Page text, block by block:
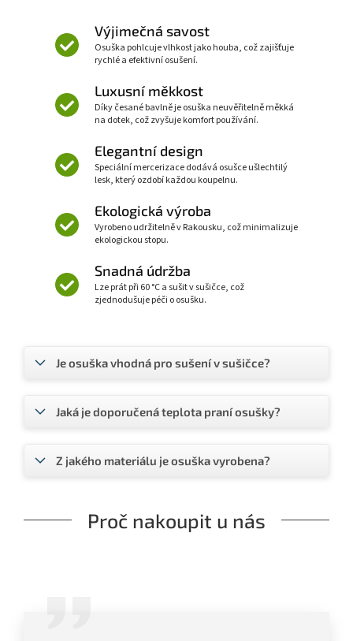
Výjimečná savost
Osuška pohlcuje vlhkost jako houba, což zajišťuje
rychlé a efektivní osušení.
Luxusní měkkost
Díky česané bavlně je osuška neuvěřitelně měkká
na dotek, což zvyšuje komfort používání.
Elegantní design
Speciální mercerizace dodává osušce ušlechtilý
lesk, který ozdobí každou koupelnu.
Ekologická výroba
Vyrobeno udržitelně v Rakousku, což minimalizuje
ekologickou stopu.
Snadná údržba
Lze prát při 60 °C a sušit v sušičce, což
zjednodušuje péči o osušku.
Je osuška vhodná pro sušení v sušičce?
Jaká je doporučená teplota praní osušky?
Z jakého materiálu je osuška vyrobena?
Proč nakoupit u nás